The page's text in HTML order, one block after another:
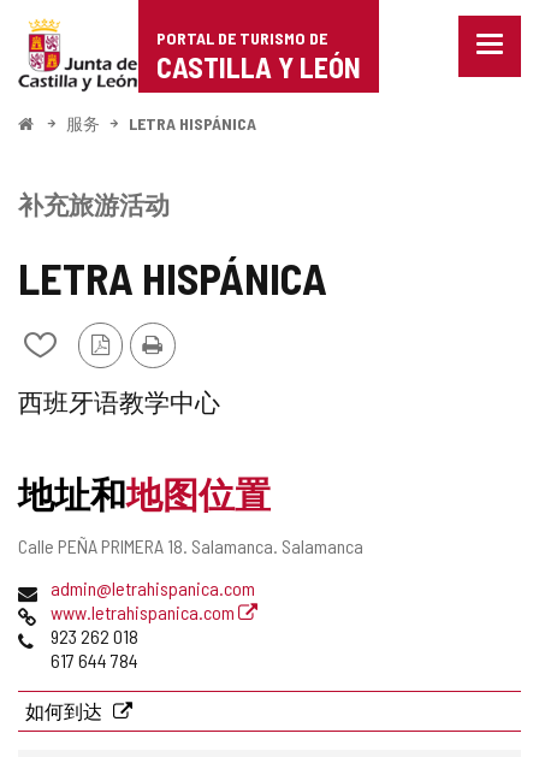
Portal
de
Turismo
Castilla
León
PORTAL DE TURISMO DE
CASTILLA Y LEÓN
菜
开
服务 LETRA HISPÁNICA
LETRA HISPÁNICA
从
的
笔
中
添
加/
删
除
PDF
版
打
印
补充旅游活动
补
旅
游
活
动
西班牙语教学中心
地址和地图位置
邮
地
址
Calle PEÑA PRIMERA 18. Salamanca. Salamanca
电
子
邮
址
admin@letrahispanica.com
网
页
www.letrahispanica.com
电
923 262 018
617 644 784
如何到达